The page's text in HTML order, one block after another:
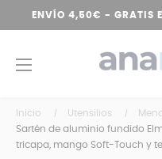
ENVÍO 4,50€ - GRATIS
Navegación
☰
Inicio Utensilios
Sartén de aluminio fundido
tricapa, mango Soft-Touch y